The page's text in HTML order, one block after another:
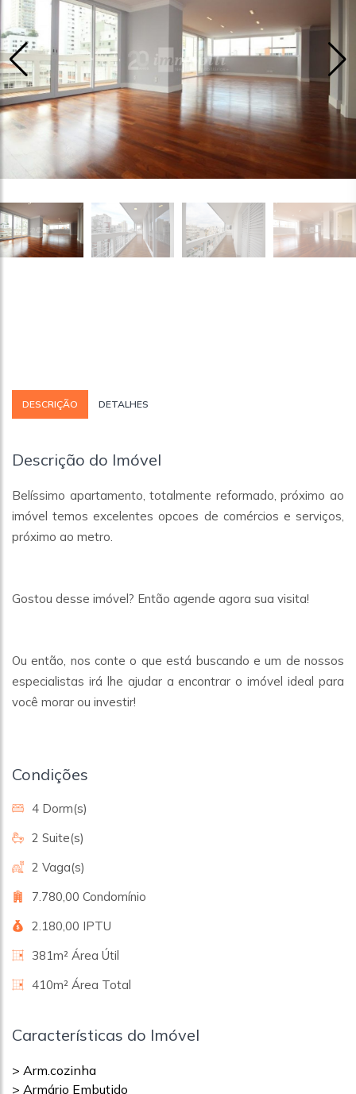
DESCRIÇÃO DETALHES
Descrição do Imóvel
Belíssimo apartamento, totalmente reformado, próximo ao
imóvel temos excelentes opcoes de comércios e serviços,
próximo ao metro.
Gostou desse imóvel? Então agende agora sua visita!
Ou então, nos conte o que está buscando e um de nossos
especialistas irá lhe ajudar a encontrar o imóvel ideal para
você morar ou investir!
Condições
4 Dorm(s)
2 Suite(s)
2 Vaga(s)
7.780,00 Condomínio
2.180,00 IPTU
381m² Área Útil
410m² Área Total
Características do Imóvel
> Arm.cozinha
> Armário Embutido